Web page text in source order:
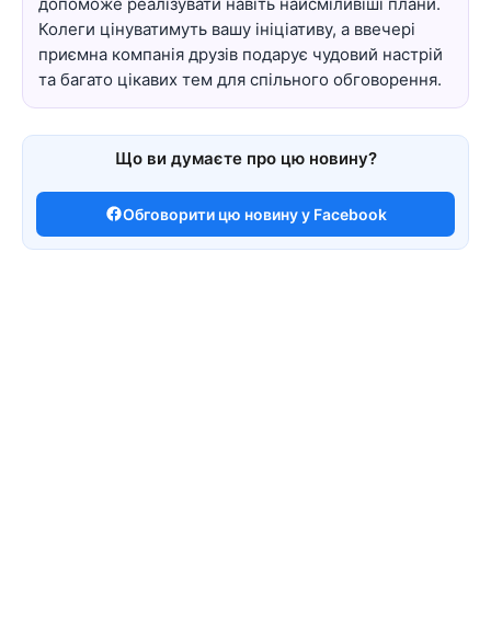
Колеги цінуватимуть вашу ініціативу, а ввечері
приємна компанія друзів подарує чудовий настрій
та багато цікавих тем для спільного обговорення.
Що ви думаєте про цю новину?
Обговорити цю новину у Facebook